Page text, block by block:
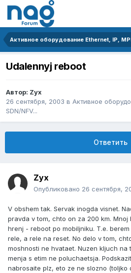
Udalennyj reboot
Автор: Zyx
26 сентября, 2003 в Активное
SDN/NFV...
Ответить
Zyx
Опубликовано 26 сентября,
V obshem tak. Servak inogda visnet.
pravda v tom, chto on za 200 km. Mnoj
hrenj - reboot po mobiljniku. T.e.
rele, a rele na reset. No delo v tom,
moshnosti ne hvataet. Nuzen kljuch na
menja s etim ne poluchaetsja.
nabrosaite plz, eto ze ne slozno (toljko